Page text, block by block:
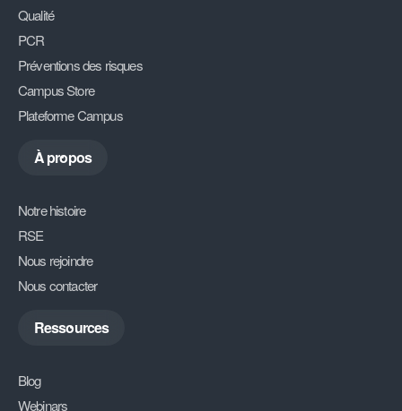
Qualité
PCR
Préventions des risques
Campus Store
Plateforme Campus
À propos
Notre histoire
RSE
Nous rejoindre
Nous contacter
Ressources
Blog
Webinars